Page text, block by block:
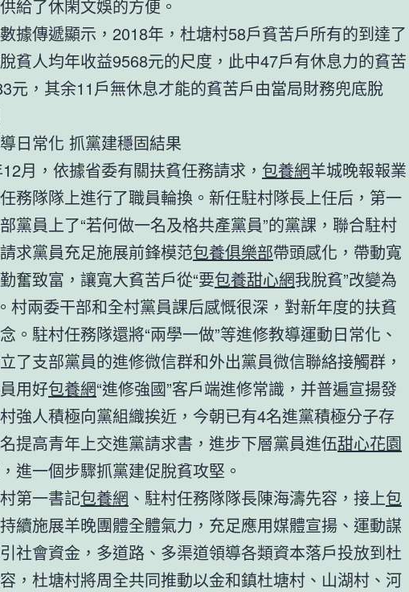
給了休閑文娛的方便。
傳遞顯示，2018年，杜塘村58戶貧苦戶所有的到達了
貧人均年收益9568元的尺度，此中47戶有休息力的貧苦
元，其余11戶無休息才能的貧苦戶由當局財務兜底脫
常化 抓黨建穩固結果
，依據省委有關扶貧任務請求， 包養網羊城晚報報業
務隊隊上進行了職員輪換。新任駐村隊長上任后，第一
黨員上了“若何做一名及格共產黨員”的黨課，聯合駐村
求黨員充足施展前鋒模范包養俱樂部帶頭感化，帶動寬
奮致富，讓寬大貧苦戶從“要包養甜心網我脫貧”改變為
村兩委干部和全村黨員課后感慨很深，對新年度的扶貧
。駐村任務隊還將“兩學一做”等進修教導運動日常化、
了支部黨員的進修微信群和外出黨員微信聯絡接觸群，
用好包養網“進修強國”客戶端進修常識，并普遍宣揚發
強人積極向黨組織挨近，今朝已有4名進黨積極分子存
提高青年上交進黨請求書，進步下層黨員進伍甜心花園
進一個步驟抓黨建促脫貧攻堅。
第一書記包養網 、駐村任務隊隊長陳海濤先容，接上包
續施展羊晚團體全體氣力，充足應用媒體宣揚、運動謀
社會資金，多道路、多渠道領導各類資本落戶投放到杜
，杜塘村將周全共同推動以金和鎮杜塘村、山湖村、河